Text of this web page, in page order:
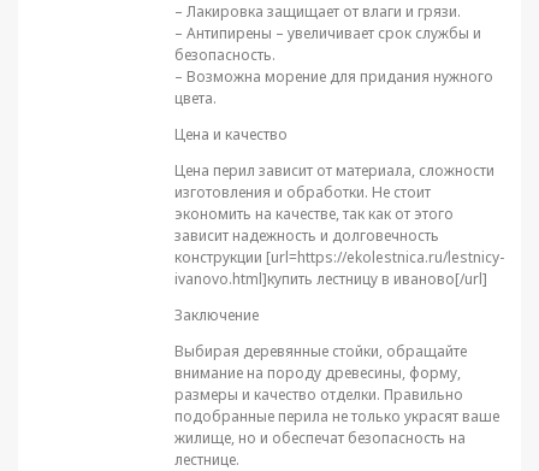
– Лакировка защищает от влаги и грязи.
– Антипирены – увеличивает срок службы и
безопасность.
– Возможна морение для придания нужного
цвета.
Цена и качество
Цена перил зависит от материала, сложности
изготовления и обработки. Не стоит
экономить на качестве, так как от этого
зависит надежность и долговечность
конструкции [url=https://ekolestnica.ru/lestnicy-
ivanovo.html]купить лестницу в иваново[/url]
Заключение
Выбирая деревянные стойки, обращайте
внимание на породу древесины, форму,
размеры и качество отделки. Правильно
подобранные перила не только украсят ваше
жилище, но и обеспечат безопасность на
лестнице.